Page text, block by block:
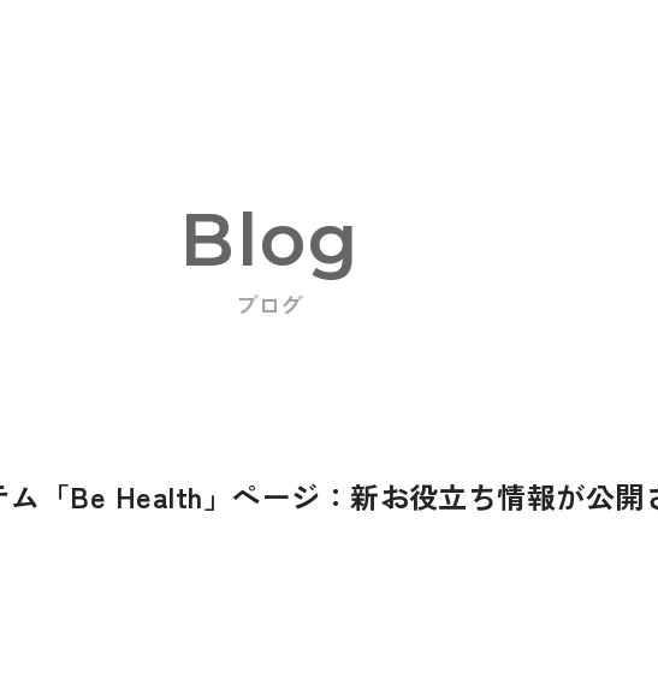
Blog
ブログ
「Be Health」ページ：新お役立ち情報が公開